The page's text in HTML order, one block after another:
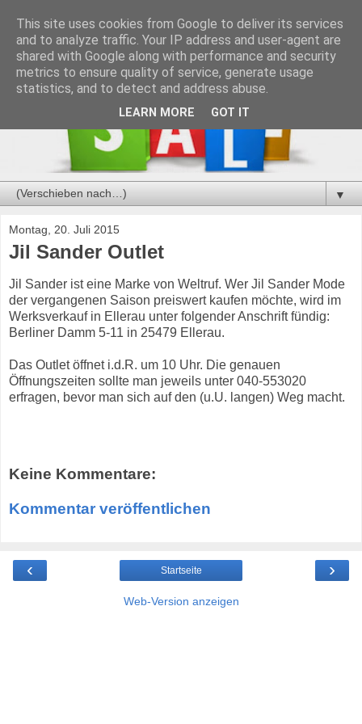
▼
Montag, 20. Juli 2015
Jil Sander Outlet
Jil Sander ist eine Marke von Weltruf. Wer Jil Sander Mode
der vergangenen Saison preiswert kaufen möchte, wird im
Werksverkauf in Ellerau unter folgender Anschrift fündig:
Berliner Damm 5-11 in 25479 Ellerau.
Das Outlet öffnet i.d.R. um 10 Uhr. Die genauen
Öffnungszeiten sollte man jeweils unter 040-553020
erfragen, bevor man sich auf den (u.U. langen) Weg macht.
Keine Kommentare:
Kommentar veröffentlichen
‹ ›
Startseite
Web-Version anzeigen
This site uses cookies from Google to deliver its services
and to analyze traffic. Your IP address and user-agent are
shared with Google along with performance and security
metrics to ensure quality of service, generate usage
statistics, and to detect and address abuse.
LEARN MORE GOT IT